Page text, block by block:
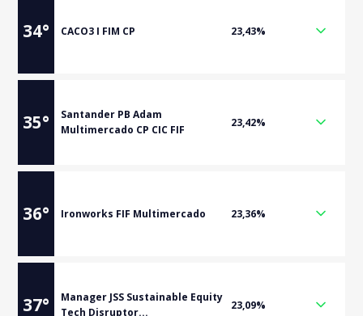
34° CACO3 I FIM CP 23,43%
35°
Santander PB Adam
Multimercado CP CIC FIF
23,42%
36° Ironworks FIF Multimercado 23,36%
37°
Manager JSS Sustainable Equity
Tech Disruptor...
23,09%